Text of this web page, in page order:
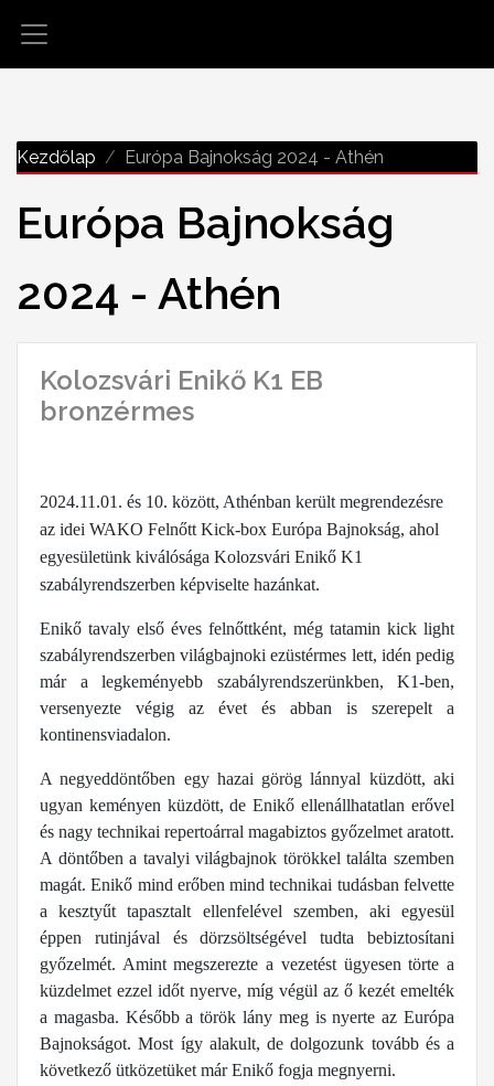
Kezdőlap Európa Bajnokság 2024 - Athén
Európa Bajnokság
2024 - Athén
Kolozsvári Enikő K1 EB
bronzérmes
2024.11.01. és 10. között, Athénban került megrendezésre
az idei WAKO Felnőtt Kick-box Európa Bajnokság, ahol
egyesületünk kiválósága Kolozsvári Enikő K1
szabályrendszerben képviselte hazánkat.
Enikő tavaly első éves felnőttként, még tatamin kick light
szabályrendszerben világbajnoki ezüstérmes lett, idén pedig
már a legkeményebb szabályrendszerünkben, K1-ben,
versenyezte végig az évet és abban is szerepelt a
kontinensviadalon.
A negyeddöntőben egy hazai görög lánnyal küzdött, aki
ugyan keményen küzdött, de Enikő ellenállhatatlan erővel
és nagy technikai repertoárral magabiztos győzelmet aratott.
A döntőben a tavalyi világbajnok törökkel találta szemben
magát. Enikő mind erőben mind technikai tudásban felvette
a kesztyűt tapasztalt ellenfelével szemben, aki egyesül
éppen rutinjával és dörzsöltségével tudta bebiztosítani
győzelmét. Amint megszerezte a vezetést ügyesen törte a
küzdelmet ezzel időt nyerve, míg végül az ő kezét emelték
a magasba. Később a török lány meg is nyerte az Európa
Bajnokságot. Most így alakult, de dolgozunk tovább és a
következő ütközetüket már Enikő fogja megnyerni.